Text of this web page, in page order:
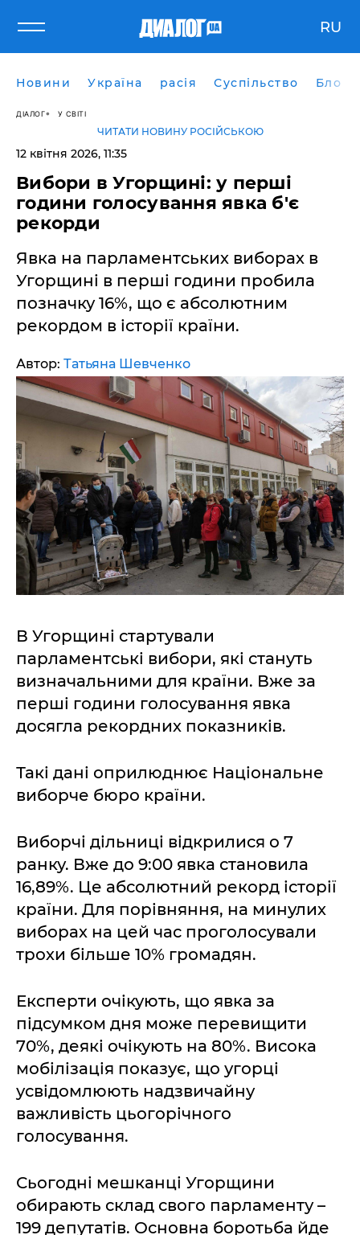
RU
Новини Україна расія Суспільство Блоги
ДІАЛОГ У СВІТІ
ЧИТАТИ НОВИНУ РОСІЙСЬКОЮ
12 квітня 2026, 11:35
​Вибори в Угорщині: у перші
години голосування явка б'є
рекорди
Явка на парламентських виборах в
Угорщині в перші години пробила
позначку 16%, що є абсолютним
рекордом в історії країни.
Автор: Татьяна Шевченко
В Угорщині стартували
парламентські вибори, які стануть
визначальними для країни. Вже за
перші години голосування явка
досягла рекордних показників.
Такі дані оприлюднює Національне
виборче бюро країни.
Виборчі дільниці відкрилися о 7
ранку. Вже до 9:00 явка становила
16,89%. Це абсолютний рекорд історії
країни. Для порівняння, на минулих
виборах на цей час проголосували
трохи більше 10% громадян.
Експерти очікують, що явка за
підсумком дня може перевищити
70%, деякі очікують на 80%. Висока
мобілізація показує, що угорці
усвідомлюють надзвичайну
важливість цьогорічного
голосування.
Сьогодні мешканці Угорщини
обирають склад свого парламенту –
199 депутатів. Основна боротьба йде